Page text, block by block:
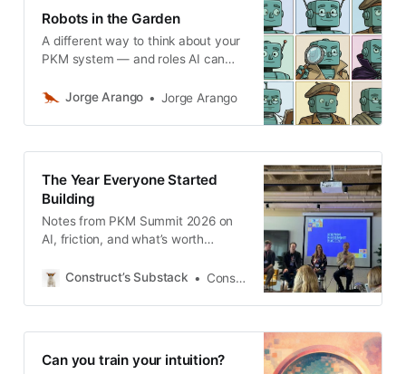
Robots in the Garden
A different way to think about your
PKM system — and roles AI can
Jorge Arango
Jorge Arango
The Year Everyone Started
Building
Notes from PKM Summit 2026 on
AI, friction, and what’s worth
Construct’s Substack
Construct By Dee
Can you train your intuition?